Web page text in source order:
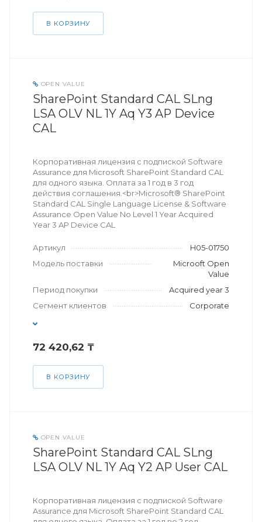
В КОРЗИНУ
OPEN VALUE
SharePoint Standard CAL SLng
LSA OLV NL 1Y Aq Y3 AP Device
CAL
Корпоративная лицензия с подпиской Software
Assurance для Microsoft SharePoint Standard CAL
для одного языка. Оплата за 1 год в 3 год
действия соглашения.<br>Microsoft® SharePoint
Standard CAL Single Language License & Software
Assurance Open Value No Level 1 Year Acquired
Year 3 AP Device CAL
Артикул
H05-01750
Модель поставки
Microoft Open
Value
Период покупки
Acquired year 3
Сегмент клиентов
Corporate
72 420,62 ₸
В КОРЗИНУ
OPEN VALUE
SharePoint Standard CAL SLng
LSA OLV NL 1Y Aq Y2 AP User CAL
Корпоративная лицензия с подпиской Software
Assurance для Microsoft SharePoint Standard CAL